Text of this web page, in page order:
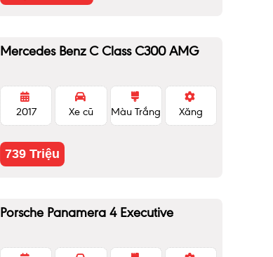
Mercedes Benz C Class C300 AMG
2017 Xe cũ Màu Trắng Xăng
739 Triệu
Porsche Panamera 4 Executive